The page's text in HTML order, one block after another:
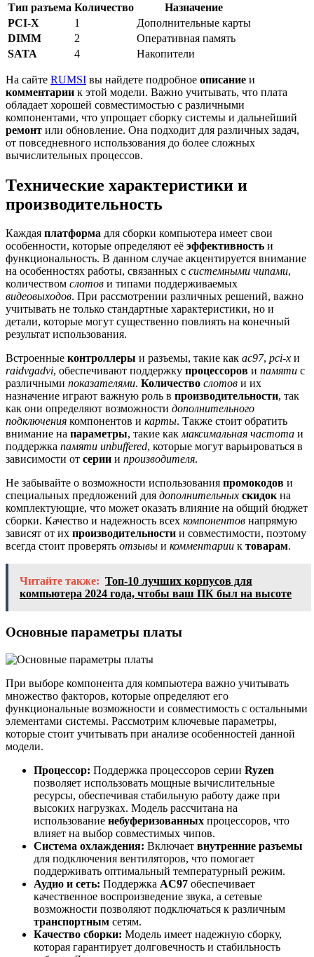
Тип разъема Количество
Назначение
PCI-X
1
Дополнительные карты
DIMM
2
Оперативная память
SATA
4 Накопители
На сайте RUMSI вы найдете подробное описание и
комментарии к этой модели. Важно учитывать, что плата
обладает хорошей совместимостью с различными
компонентами, что упрощает сборку системы и дальнейший
ремонт или обновление. Она подходит для различных задач,
от повседневного использования до более сложных
вычислительных процессов.
Технические характеристики и
производительность
Каждая платформа для сборки компьютера имеет свои
особенности, которые определяют её эффективность и
функциональность. В данном случае акцентируется внимание
на особенностях работы, связанных с системными чипами,
количеством слотов и типами поддерживаемых
видеовыходов. При рассмотрении различных решений, важно
учитывать не только стандартные характеристики, но и
детали, которые могут существенно повлиять на конечный
результат использования.
Встроенные контроллеры и разъемы, такие как ac97, pci-x и
raidvgadvi, обеспечивают поддержку процессоров и памяти с
различными показателями. Количество слотов и их
назначение играют важную роль в производительности, так
как они определяют возможности дополнительного
подключения компонентов и карты. Также стоит обратить
внимание на параметры, такие какмаксимальная частота и
поддержка памяти unbuffered, которые могут варьироваться в
зависимости от серии и производителя.
Не забывайте о возможности использования промокодов и
специальных предложений для дополнительных скидокна
комплектующие, что может оказать влияние на общий бюджет
сборки. Качество и надежность всех компонентов напрямую
зависят от их производительности и совместимости, поэтому
всегда стоит проверять отзывы и комментарии к товарам.
Читайте также: Топ-10 лучших корпусов для
компьютера 2024 года, чтобы ваш ПК был на высоте
Основные параметры платы
При выборе компонента для компьютера важно учитывать
множество факторов, которые определяют его
функциональные возможности и совместимость с остальными
элементами системы. Рассмотрим ключевые параметры,
которые стоит учитывать при анализе особенностей данной
модели.
Процессор: Поддержка процессоров серии Ryzen
позволяет использовать мощные вычислительные
ресурсы, обеспечивая стабильную работу даже при
высоких нагрузках. Модель рассчитана на
использование небуферизованных процессоров, что
влияет на выбор совместимых чипов.
Система охлаждения: Включает внутренние разъемы
для подключения вентиляторов, что помогает
поддерживать оптимальный температурный режим.
Аудио и сеть: Поддержка AC97 обеспечивает
качественное воспроизведение звука, а сетевые
возможности позволяют подключаться к различным
транспортным сетям.
Качество сборки: Модель имеет надежную сборку,
которая гарантирует долговечность и стабильность